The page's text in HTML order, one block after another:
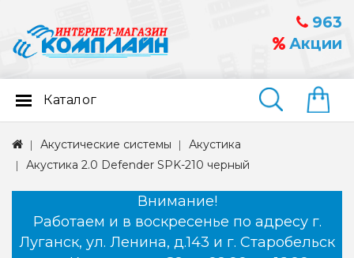
963
Акции
Найти
Каталог
Акустические системы
Акустика
Акустика 2.0 Defender SPK-210 черный
Внимание!
Работаем и в воскресенье по адресу г.
Луганск, ул. Ленина, д.143 и г. Старобельск